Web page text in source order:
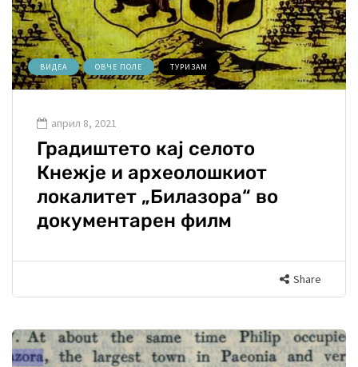
ВИДЕА ОВЧЕ ПОЛЕ ТУРИЗАМ
април 8, 2021
Градиштето кај селото
Кнежје и археолошкиот
локалитет „Билазора“ во
документарен филм
Share